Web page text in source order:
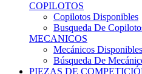
Busqueda De Copilotos
MECANICOS
Mecánicos Disponibles
Búsqueda De
PIEZAS DE
MECÁNICA